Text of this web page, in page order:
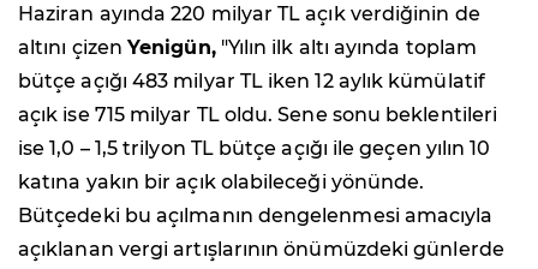
Haziran ayında 220 milyar TL açık verdiğinin de
altını çizenYenigün,"Yılın ilk altı ayında toplam
bütçe açığı 483 milyar TL iken 12 aylık kümülatif
açık ise 715 milyar TL oldu. Sene sonu beklentileri
ise 1,0 – 1,5 trilyon TL bütçe açığı ile geçen yılın 10
katına yakın bir açık olabileceği yönünde.
Bütçedeki bu açılmanın dengelenmesi amacıyla
açıklanan vergi artışlarının önümüzdeki günlerde